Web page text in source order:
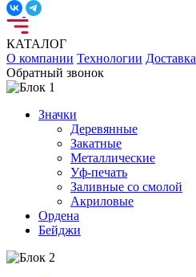
КАТАЛОГ
О компании Технологии Доставка
Обратный звонок
Значки
Деревянные
Закатные
Металлические
Уф-печать
Заливные со смолой
Акриловые
Ордена
Бейджи